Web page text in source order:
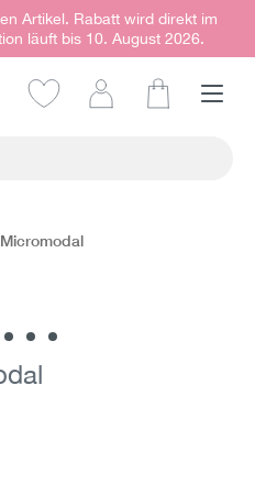
Artikel. Rabatt wird direkt im
läuft bis 10. August 2026.